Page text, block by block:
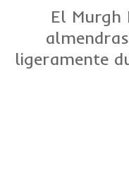
El Murgh
ligeramente